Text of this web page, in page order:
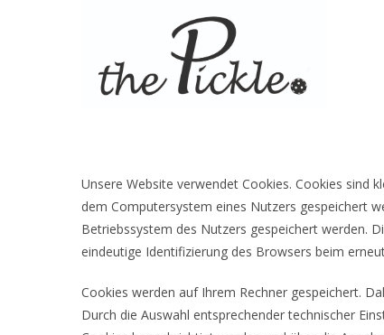
Unsere Website verwendet Cookies. Cookies sind
dem Computersystem eines Nutzers gespeichert
Betriebssystem des Nutzers gespeichert werden.
eindeutige Identifizierung des Browsers beim
Cookies werden auf Ihrem Rechner gespeichert.
Durch die Auswahl entsprechender technischer